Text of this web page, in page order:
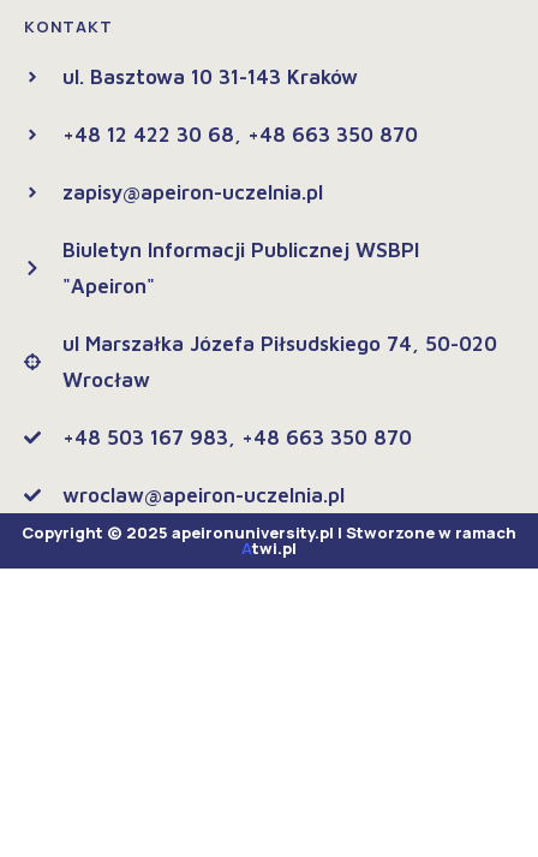
KONTAKT
ul. Basztowa 10 31-143 Kraków
+48 12 422 30 68, +48 663 350 870
zapisy@apeiron-uczelnia.pl
Biuletyn Informacji Publicznej WSBPI
"Apeiron"
ul Marszałka Józefa Piłsudskiego 74, 50-020
Wrocław
+48 503 167 983, +48 663 350 870
wroclaw@apeiron-uczelnia.pl
Copyright © 2025 apeironuniversity.pl | Stworzone w ramach
Atwi.pl